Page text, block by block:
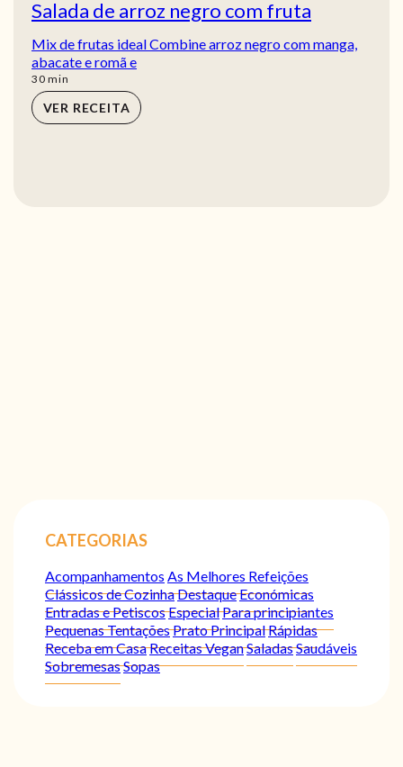
Salada de arroz negro com fruta
Mix de frutas ideal Combine arroz negro com manga,
abacate e romã e
30min
min
VER RECEITA
CATEGORIAS
Acompanhamentos As Melhores Refeições
Clássicos de CozinhaDestaqueEconómicas
Entradas e PetiscosEspecialPara principiantes
Pequenas TentaçõesPrato PrincipalRápidas
Receba em CasaReceitas VeganSaladasSaudáveis
SobremesasSopas